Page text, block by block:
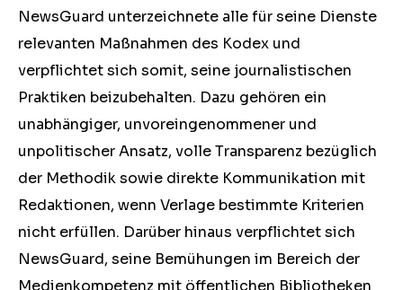
NewsGuard unterzeichnete alle für seine Dienste
relevanten Maßnahmen des Kodex und
verpflichtet sich somit, seine journalistischen
Praktiken beizubehalten. Dazu gehören ein
unabhängiger, unvoreingenommener und
unpolitischer Ansatz, volle Transparenz bezüglich
der Methodik sowie direkte Kommunikation mit
Redaktionen, wenn Verlage bestimmte Kriterien
nicht erfüllen. Darüber hinaus verpflichtet sich
NewsGuard, seine Bemühungen im Bereich der
Medienkompetenz mit öffentlichen Bibliotheken